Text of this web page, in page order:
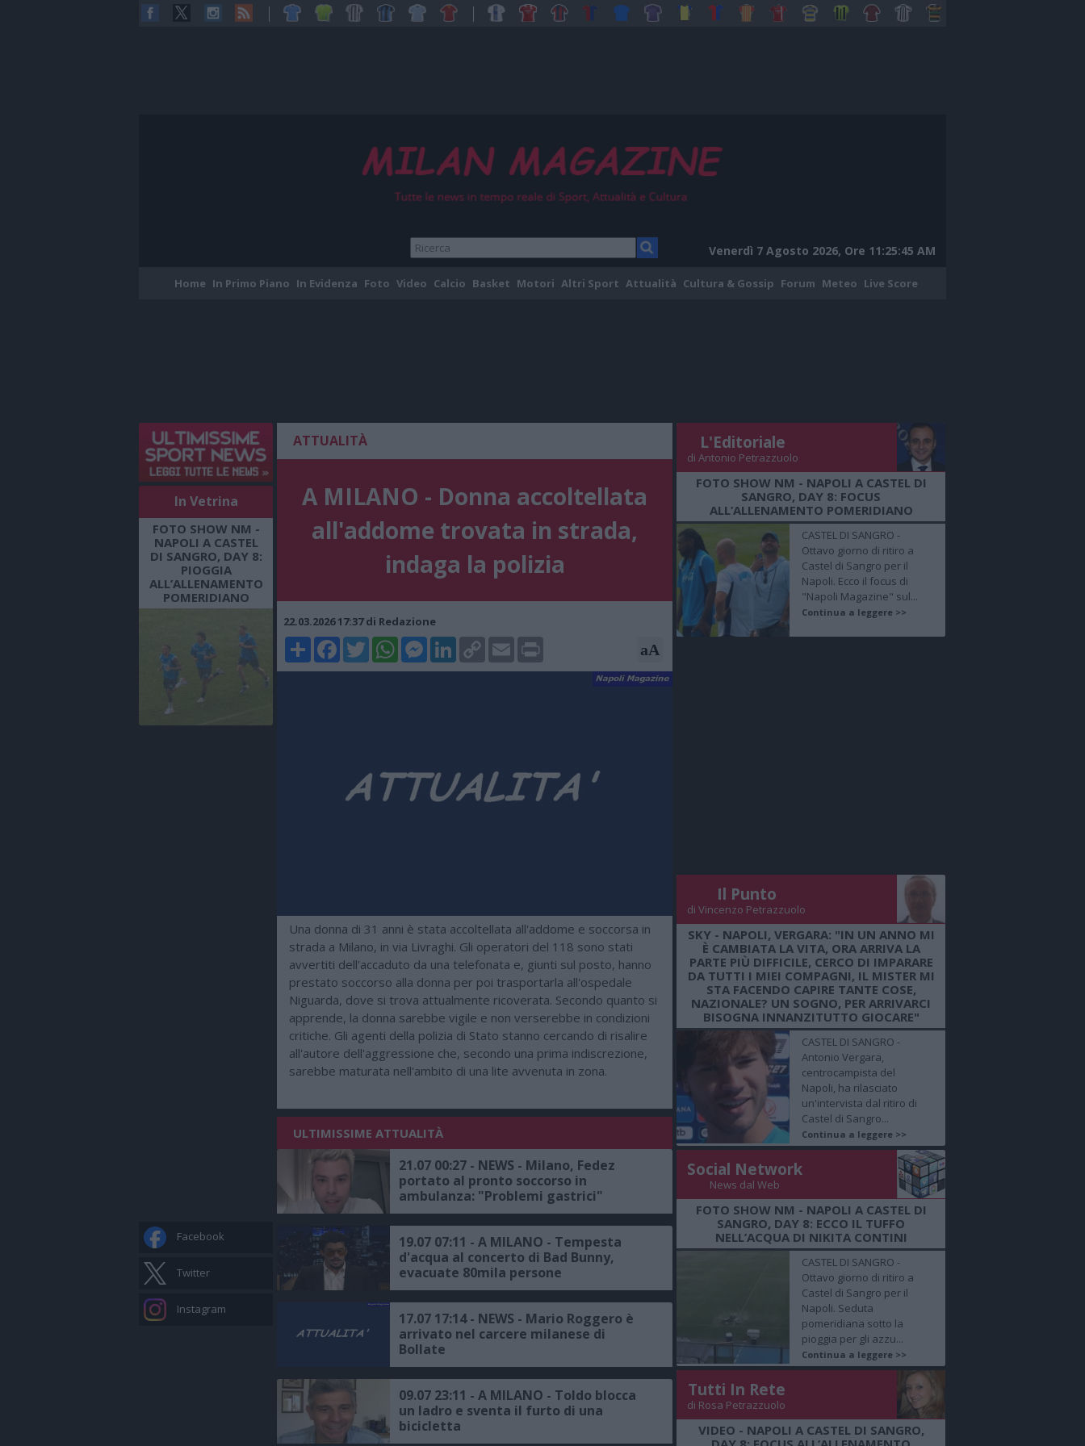
Venerdì 7 Agosto 2026, Ore 11:25:46 AM
Home In Primo Piano In Evidenza Foto Video Calcio Basket Motori Altri Sport Attualità Cultura & Gossip Forum Meteo Live Score
In Vetrina
FOTO SHOW NM -
NAPOLI A CASTEL
DI SANGRO, DAY 8:
PIOGGIA
ALL’ALLENAMENTO
POMERIDIANO
Facebook
Twitter
Instagram
ATTUALITÀ
A MILANO - Donna accoltellata
all'addome trovata in strada,
indaga la polizia
22.03.2026 17:37 di Redazione
ShareFacebookTwitterWhatsAppMessenger
LinkedIn
Copy
Link
Email Print aA
Una donna di 31 anni è stata accoltellata all'addome e soccorsa in
strada a Milano, in via Livraghi. Gli operatori del 118 sono stati
avvertiti dell'accaduto da una telefonata e, giunti sul posto, hanno
prestato soccorso alla donna per poi trasportarla all'ospedale
Niguarda, dove si trova attualmente ricoverata. Secondo quanto si
apprende, la donna sarebbe vigile e non verserebbe in condizioni
critiche. Gli agenti della polizia di Stato stanno cercando di risalire
all'autore dell'aggressione che, secondo una prima indiscrezione,
sarebbe maturata nell'ambito di una lite avvenuta in zona.
ULTIMISSIME ATTUALITÀ
21.07 00:27 - NEWS - Milano, Fedez
portato al pronto soccorso in
ambulanza: "Problemi gastrici"
19.07 07:11 - A MILANO - Tempesta
d'acqua al concerto di Bad Bunny,
evacuate 80mila persone
17.07 17:14 - NEWS - Mario Roggero è
arrivato nel carcere milanese di
Bollate
09.07 23:11 - A MILANO - Toldo blocca
un ladro e sventa il furto di una
bicicletta
L'Editoriale
di Antonio Petrazzuolo
FOTO SHOW NM - NAPOLI A CASTEL DI
SANGRO, DAY 8: FOCUS
ALL’ALLENAMENTO POMERIDIANO
CASTEL DI SANGRO -
Ottavo giorno di ritiro a
Castel di Sangro per il
Napoli. Ecco il focus di
"Napoli Magazine" sul...
Continua a leggere >>
Il Punto
di Vincenzo Petrazzuolo
SKY - NAPOLI, VERGARA: "IN UN ANNO MI
È CAMBIATA LA VITA, ORA ARRIVA LA
PARTE PIÙ DIFFICILE, CERCO DI IMPARARE
DA TUTTI I MIEI COMPAGNI, IL MISTER MI
STA FACENDO CAPIRE TANTE COSE,
NAZIONALE? UN SOGNO, PER ARRIVARCI
BISOGNA INNANZITUTTO GIOCARE"
CASTEL DI SANGRO -
Antonio Vergara,
centrocampista del
Napoli, ha rilasciato
un'intervista dal ritiro di
Castel di Sangro...
Continua a leggere >>
Social Network
News dal Web
FOTO SHOW NM - NAPOLI A CASTEL DI
SANGRO, DAY 8: ECCO IL TUFFO
NELL’ACQUA DI NIKITA CONTINI
CASTEL DI SANGRO -
Ottavo giorno di ritiro a
Castel di Sangro per il
Napoli. Seduta
pomeridiana sotto la
pioggia per gli azzu...
Continua a leggere >>
Tutti In Rete
di Rosa Petrazzuolo
VIDEO - NAPOLI A CASTEL DI SANGRO,